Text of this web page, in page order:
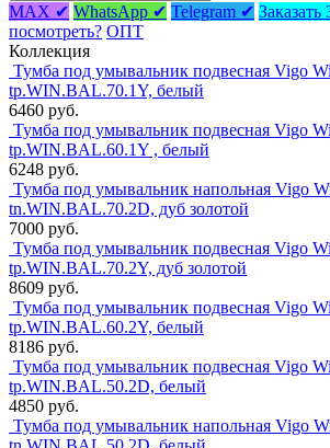
MAX ✔ WhatsApp ✔ Telegram ✔ Заказать
посмотреть? ОПТ
Коллекция
Тумба под умывальник подвесная Vigo
tp.WIN.BAL.70.1Y, белый
6460 руб.
Тумба под умывальник подвесная Vigo
tp.WIN.BAL.60.1Y , белый
6248 руб.
Тумба под умывальник напольная Vigo
tn.WIN.BAL.70.2D, дуб золотой
7000 руб.
Тумба под умывальник подвесная Vigo
tp.WIN.BAL.70.2Y, дуб золотой
8609 руб.
Тумба под умывальник подвесная Vigo
tp.WIN.BAL.60.2Y, белый
8186 руб.
Тумба под умывальник подвесная Vigo
tp.WIN.BAL.50.2D, белый
4850 руб.
Тумба под умывальник напольная Vigo